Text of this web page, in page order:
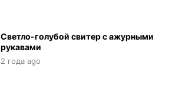
Светло-голубой свитер с ажурными
рукавами
2 года ago